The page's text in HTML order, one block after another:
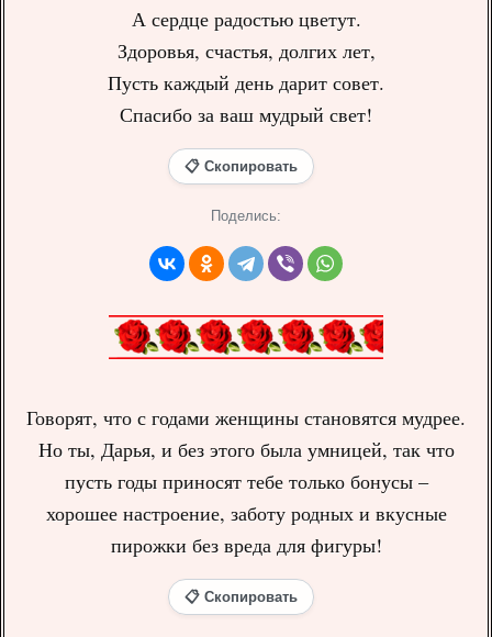
А сердце радостью цветут.
Здоровья, счастья, долгих лет,
Пусть каждый день дарит совет.
Спасибо за ваш мудрый свет!
📋 Скопировать
Поделись:
Говорят, что с годами женщины становятся мудрее.
Но ты, Дарья, и без этого была умницей, так что
пусть годы приносят тебе только бонусы –
хорошее настроение, заботу родных и вкусные
пирожки без вреда для фигуры!
📋 Скопировать